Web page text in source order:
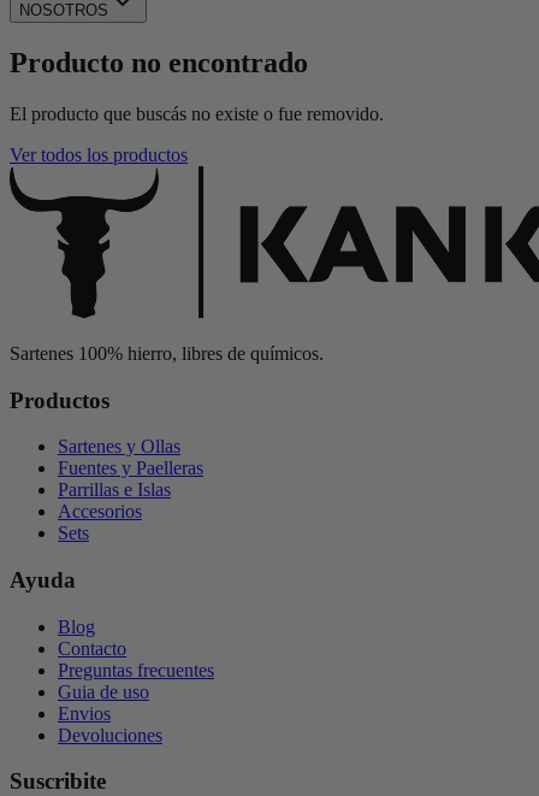
NOSOTROS
Producto no encontrado
El producto que buscás no existe o fue removido.
Ver todos los productos
Sartenes 100% hierro, libres de químicos.
Productos
Sartenes y Ollas
Fuentes y Paelleras
Parrillas e Islas
Accesorios
Sets
Ayuda
Blog
Contacto
Preguntas frecuentes
Guia de uso
Envios
Devoluciones
Suscribite